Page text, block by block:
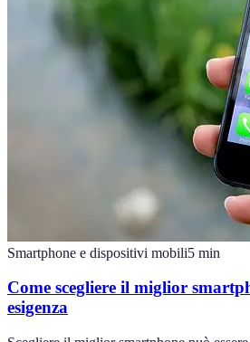
Smartphone e dispositivi mobili5 min
Come scegliere il miglior
esigenza